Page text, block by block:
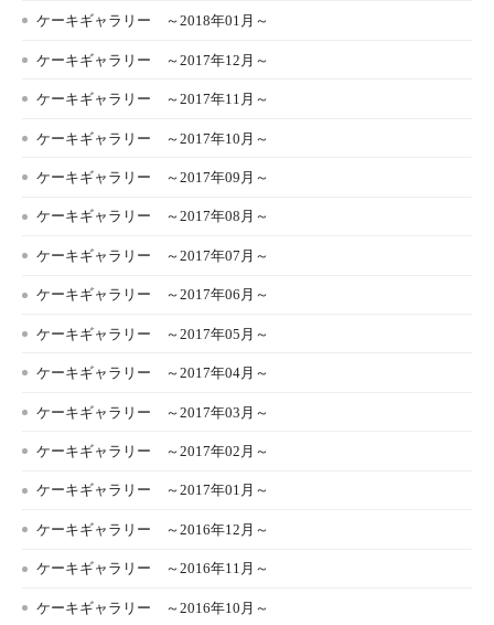
ケーキギャラリー ～2018年01月～
ケーキギャラリー ～2017年12月～
ケーキギャラリー ～2017年11月～
ケーキギャラリー ～2017年10月～
ケーキギャラリー ～2017年09月～
ケーキギャラリー ～2017年08月～
ケーキギャラリー ～2017年07月～
ケーキギャラリー ～2017年06月～
ケーキギャラリー ～2017年05月～
ケーキギャラリー ～2017年04月～
ケーキギャラリー ～2017年03月～
ケーキギャラリー ～2017年02月～
ケーキギャラリー ～2017年01月～
ケーキギャラリー ～2016年12月～
ケーキギャラリー ～2016年11月～
ケーキギャラリー ～2016年10月～